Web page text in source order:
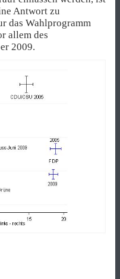
Antwort zu
das Wahlprogramm
allem des
2009.